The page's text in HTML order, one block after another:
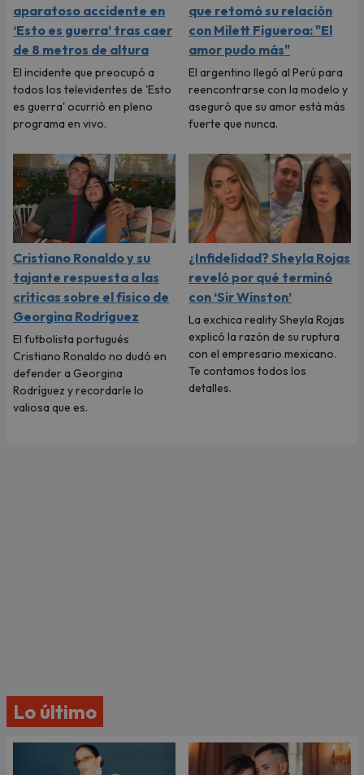
aparatoso accidente en
‘Esto es guerra’ tras caer
de 8 metros de altura
El incidente que preocupó a
todos los televidentes de 'Esto
es guerra' ocurrió en pleno
programa en vivo.
que retomó su relación
con Milett Figueroa: "El
amor pudo más"
El argentino llegó al Perú para
reencontrarse con la modelo y
aseguró que su amor está más
fuerte que nunca.
Cristiano Ronaldo y su
tajante respuesta a las
críticas sobre el físico de
Georgina Rodríguez
El futbolista portugués
Cristiano Ronaldo no dudó en
defender a Georgina
Rodríguez y recordarle lo
valiosa que es.
¿Infidelidad? Sheyla Rojas
reveló por qué terminó
con ‘Sir Winston’
La exchica reality Sheyla Rojas
explicó la razón de su ruptura
con el empresario mexicano.
Te contamos todos los
detalles.
Lo último